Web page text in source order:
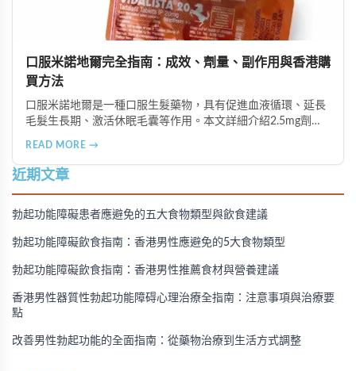
口服米諾地爾完全指南：成效、劑量、副作用與香港購
買方法
口服米諾地爾是一種口服生髮藥物，具有促進血液循環、延長
毛髮生長期、激活休眠毛囊等作用。本文詳細介紹2.5mg劑量
購買方法，並提供真實用戶經驗分享。
READ MORE →
近期文章
勃起功能障礙患者應避免的五大食物類型與飲食建議
勃起功能障礙飲食指南：香港男性應避免的5大食物類型
勃起功能障礙飲食指南：香港男性推薦食材與營養建議
香港男性器質性勃起功能障碍心理治療全指南：注意事項與治療要
點
改善男性勃起功能的全面指南：從藥物治療到生活方式調整